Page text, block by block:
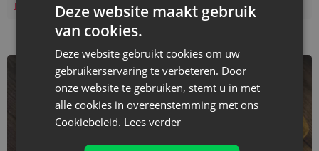
Lees verderDeze website maakt gebruik
van cookies.
Deze website gebruikt cookies om uw
gebruikerservaring te verbeteren. Door
onze website te gebruiken, stemt u in met
alle cookies in overeenstemming met ons
Cookiebeleid. Lees verder